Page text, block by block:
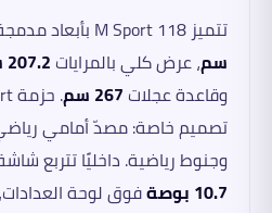
تتميز 118 M Sport بأبعاد مدمجة عملية: طول
سم، عرض كلي بالمرايات 207.2 سم
وقاعدة عجلات 267 سم
تصميم خاصة: مصدّ أمامي
وجنوط رياضية. داخليًا تتربع
10.7 بوصة